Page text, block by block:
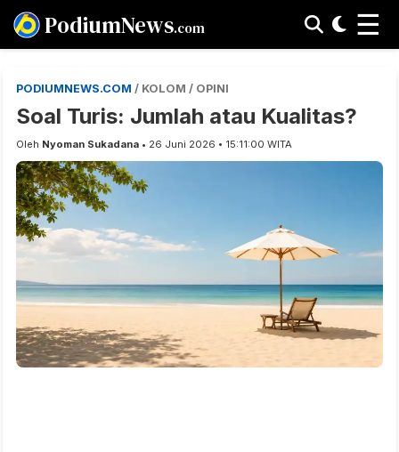
PodiumNews.com ☰
PODIUMNEWS.COM / KOLOM / OPINI
Soal Turis: Jumlah atau Kualitas?
Oleh Nyoman Sukadana • 26 Juni 2026 • 15:11:00 WITA